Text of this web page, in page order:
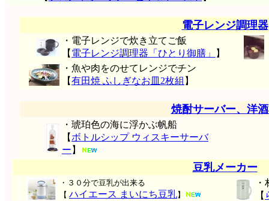
電子レンジ調理器
・電子レンジで炊き立てご飯
【 電子レンジ調理器「ひとり御膳」 】
・魚や肉をのせてレンジでチン
【有田焼 ふしぎなお皿2枚組 】
焼酎サーバー、洋
・琥珀色の海に浮かぶ帆船
【 ボトルシップ ウィスキーサーバ
ー 】
豆乳メーカー
・３０分で豆乳が出来る
【 ハイエース まいにち豆乳】
【